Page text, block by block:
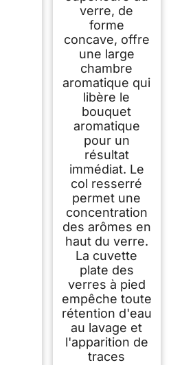
verre, de
forme
concave, offre
une large
chambre
aromatique qui
libère le
bouquet
aromatique
pour un
résultat
immédiat. Le
col resserré
permet une
concentration
des arômes en
haut du verre.
La cuvette
plate des
verres à pied
empêche toute
rétention d'eau
au lavage et
l'apparition de
traces